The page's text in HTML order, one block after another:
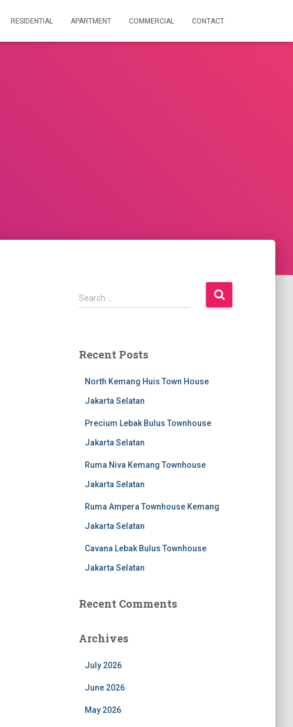
RESIDENTIAL APARTMENT COMMERCIAL CONTACT
S
e
h
Search …
Recent Posts
North Kemang Huis Town House
Jakarta Selatan
Precium Lebak Bulus Townhouse
Jakarta Selatan
Ruma Niva Kemang Townhouse
Jakarta Selatan
Ruma Ampera Townhouse Kemang
Jakarta Selatan
Cavana Lebak Bulus Townhouse
Jakarta Selatan
Recent Comments
Archives
July 2026
June 2026
May 2026